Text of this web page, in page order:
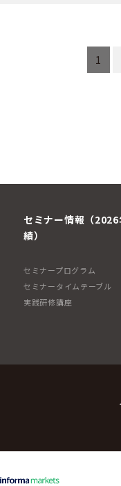
1
セミナー情報（2026
績）
セミナープログラム
セミナータイムテーブル
実践研修講座